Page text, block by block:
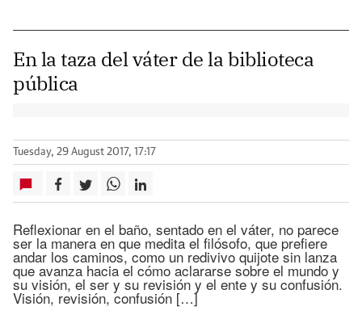
En la taza del váter de la biblioteca
pública
Tuesday, 29 August 2017, 17:17
Reflexionar en el baño, sentado en el váter, no parece
ser la manera en que medita el filósofo, que prefiere
andar los caminos, como un redivivo quijote sin lanza
que avanza hacia el cómo aclararse sobre el mundo y
su visión, el ser y su revisión y el ente y su confusión.
Visión, revisión, confusión […]